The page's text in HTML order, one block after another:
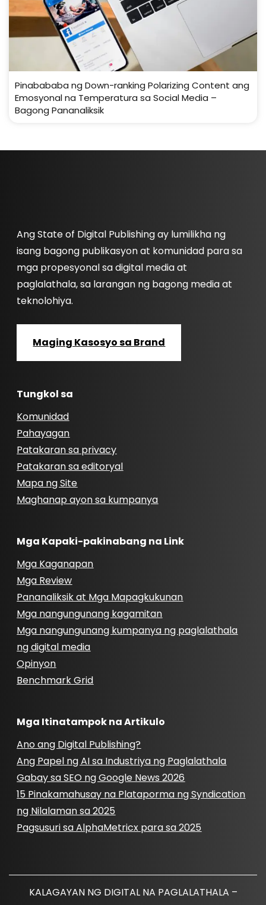
Pinabababa ng Down-ranking Polarizing Content ang
Emosyonal na Temperatura sa Social Media –
Bagong Pananaliksik
Ang State of Digital Publishing ay lumilikha ng
isang bagong publikasyon at komunidad para sa
mga propesyonal sa digital media at
paglalathala, sa larangan ng bagong media at
teknolohiya.
Maging Kasosyo sa Brand
Tungkol sa
Komunidad
Pahayagan
Patakaran sa privacy
Patakaran sa editoryal
Mapa ng Site
Maghanap ayon sa kumpanya
Mga Kapaki-pakinabang na Link
Mga Kaganapan
Mga Review
Pananaliksik at Mga Mapagkukunan
Mga nangungunang kagamitan
Mga nangungunang kumpanya ng paglalathala
ng digital media
Opinyon
Benchmark Grid
Mga Itinatampok na Artikulo
Ano ang Digital Publishing?
Ang Papel ng AI sa Industriya ng Paglalathala
Gabay sa SEO ng Google News 2026
15 Pinakamahusay na Plataporma ng Syndication
ng Nilalaman sa 2025
Pagsusuri sa AlphaMetricx para sa 2025
KALAGAYAN NG DIGITAL NA PAGLALATHALA –